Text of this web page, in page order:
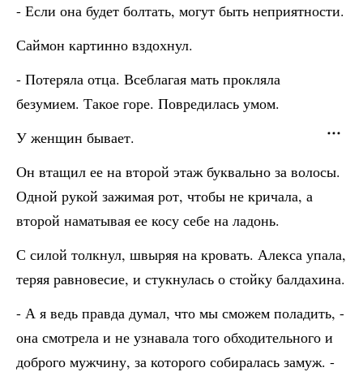
- Если она будет болтать, могут быть неприятности.
Саймон картинно вздохнул.
- Потеряла отца. Всеблагая мать прокляла
безумием. Такое горе. Повредилась умом.
У женщин бывает.
Он втащил ее на второй этаж буквально за волосы.
Одной рукой зажимая рот, чтобы не кричала, а
второй наматывая ее косу себе на ладонь.
С силой толкнул, швыряя на кровать. Алекса упала,
теряя равновесие, и стукнулась о стойку балдахина.
- А я ведь правда думал, что мы сможем поладить, -
она смотрела и не узнавала того обходительного и
доброго мужчину, за которого собиралась замуж. -